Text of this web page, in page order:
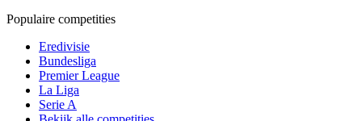
Populaire competities
Eredivisie
Bundesliga
Premier League
La Liga
Serie A